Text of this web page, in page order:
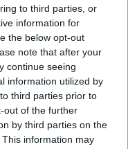
to third parties, or
information for
the below opt-out
note that after your
continue seeing
information utilized by
third parties prior to
out of the further
by third parties on the
This information may